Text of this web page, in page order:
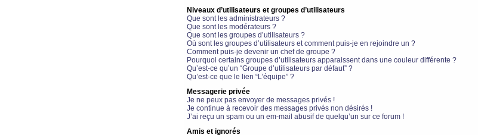
Niveaux d’utilisateurs et groupes d’utilisateurs
Que sont les administrateurs ?
Que sont les modérateurs ?
Que sont les groupes d’utilisateurs ?
Où sont les groupes d’utilisateurs et comment puis-je en rejoindre un ?
Comment puis-je devenir un chef de groupe ?
Pourquoi certains groupes d’utilisateurs apparaissent dans une couleur différente ?
Qu’est-ce qu’un “Groupe d’utilisateurs par défaut” ?
Qu’est-ce que le lien “L’équipe” ?
Messagerie privée
Je ne peux pas envoyer de messages privés !
Je continue à recevoir des messages privés non désirés !
J’ai reçu un spam ou un em-mail abusif de quelqu’un sur ce forum !
Amis et ignorés